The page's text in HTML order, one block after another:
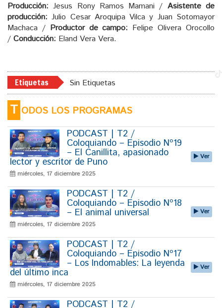
Producción: Jesus Rony Ramos Mamani / Asistente de
producción: Julio Cesar Aroquipa Vilca y Juan Sotomayor
Machaca / Productor de campo: Felipe Olivera Orocollo
/ Conducción: Eland Vera Vera.
Etiquetas Sin Etiquetas
T ODOS LOS PROGRAMAS
PODCAST | T2 /
Coloquiando – Episodio Nº19
– El Canillita, apasionado
lector y escritor de Puno
miércoles, 17 diciembre 2025
Ver
PODCAST | T2 /
Coloquiando – Episodio Nº18
– El animal universal
miércoles, 17 diciembre 2025
Ver
PODCAST | T2 /
Coloquiando – Episodio Nº17
– Los Indomables: La leyenda
del último inca
miércoles, 17 diciembre 2025
Ver
PODCAST | T2 /